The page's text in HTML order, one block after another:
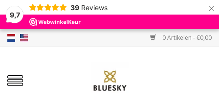
9,7
39 Reviews ×
0 Artikelen - €0,00
Home
Kleuren